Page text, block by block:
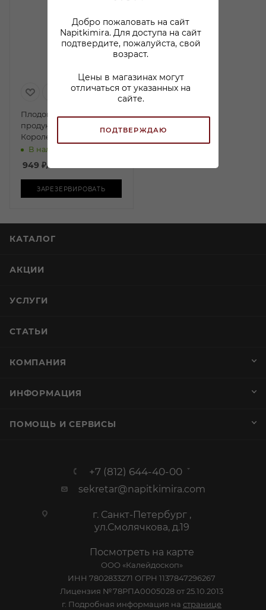
Добро пожаловать на сайт
Napitkimira. Для доступа на сайт
подтвердите, пожалуйста, свой
возраст.
Цены в магазинах могут
отличаться от указанных на
сайте.
ПОДТВЕРЖДАЮ
Плодовая алкогольная
продукция Арцруни Нур
Королевское Гранатовое
полусладкая 0,75л
В наличии:
949 ₽/шт
ЗАРЕЗЕРВИРОВАТЬ
КАТАЛОГ
АКЦИИ
УСЛУГИ
СТАТЬИ
КОМПАНИЯ
ИНФОРМАЦИЯ
ПОМОЩЬ И СЕРВИСЫ
+7 (812) 644-40-00
sekretar@napitkimira.com
г. Санкт-Петербург ,
ул.Смолячкова, д.19
Посмотреть на карте
ООО «Калейдоскоп»
ИНН 7802833271 ОГРН 1137847296267
Лицензия №78РПА0005028 от 25.10.2013
г. Подробная информация на странице